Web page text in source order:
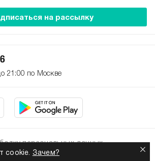
cookie. Зачем?
на рассылку
21:00 по Москве
персональных данных